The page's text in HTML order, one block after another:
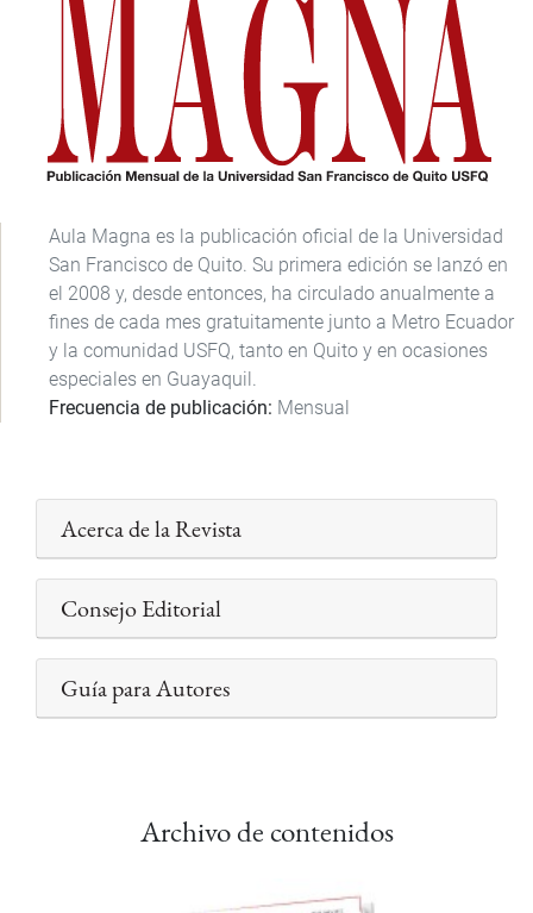
Aula Magna es la publicación oficial de la Universidad
San Francisco de Quito. Su primera edición se lanzó en
el 2008 y, desde entonces, ha circulado anualmente a
fines de cada mes gratuitamente junto a Metro Ecuador
y la comunidad USFQ, tanto en Quito y en ocasiones
especiales en Guayaquil.
Frecuencia de publicación Mensual
Acerca de la Revista
Consejo Editorial
Guía para Autores
Archivo de contenidos